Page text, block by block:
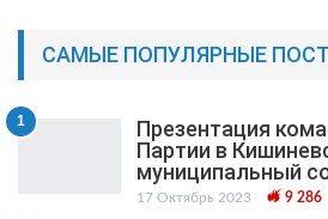
САМЫЕ ПОПУЛЯРНЫЕ
1
Презентация
Партии в
муниципальный
17 Октябрь 2023 9 286